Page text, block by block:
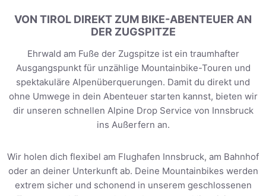
VON TIROL DIREKT ZUM BIKE-ABENTEUER AN
DER ZUGSPITZE
Ehrwald am Fuße der Zugspitze ist ein traumhafter
Ausgangspunkt für unzählige Mountainbike-Touren und
spektakuläre Alpenüberquerungen. Damit du direkt und
ohne Umwege in dein Abenteuer starten kannst, bieten wir
dir unseren schnellen Alpine Drop Service von Innsbruck
ins Außerfern an.
Wir holen dich flexibel am Flughafen Innsbruck, am Bahnhof
oder an deiner Unterkunft ab. Deine Mountainbikes werden
extrem sicher und schonend in unserem geschlossenen